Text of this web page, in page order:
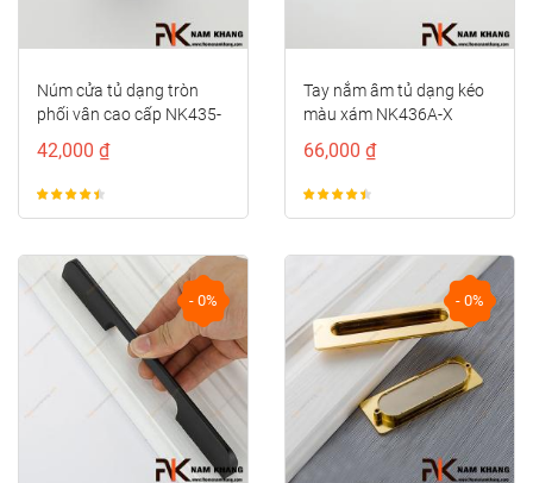
Tay nắm âm tủ dạng kéo
màu xám NK436A-X
66,000 ₫
- 0%
Núm cửa tủ hình cầu phối
vân đá NK328
96,000 ₫
- 0%